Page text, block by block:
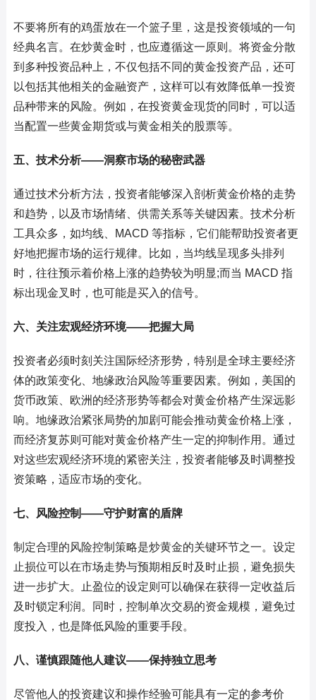
不要将所有的鸡蛋放在一个篮子里，这是投资领域的一句
经典名言。在炒黄金时，也应遵循这一原则。将资金分散
到多种投资品种上，不仅包括不同的黄金投资产品，还可
以包括其他相关的金融资产，这样可以有效降低单一投资
品种带来的风险。例如，在投资黄金现货的同时，可以适
当配置一些黄金期货或与黄金相关的股票等。
五、技术分析——洞察市场的秘密武器
通过技术分析方法，投资者能够深入剖析黄金价格的走势
和趋势，以及市场情绪、供需关系等关键因素。技术分析
工具众多，如均线、MACD 等指标，它们能帮助投资者更
好地把握市场的运行规律。比如，当均线呈现多头排列
时，往往预示着价格上涨的趋势较为明显;而当 MACD 指
标出现金叉时，也可能是买入的信号。
六、关注宏观经济环境——把握大局
投资者必须时刻关注国际经济形势，特别是全球主要经济
体的政策变化、地缘政治风险等重要因素。例如，美国的
货币政策、欧洲的经济形势等都会对黄金价格产生深远影
响。地缘政治紧张局势的加剧可能会推动黄金价格上涨，
而经济复苏则可能对黄金价格产生一定的抑制作用。通过
对这些宏观经济环境的紧密关注，投资者能够及时调整投
资策略，适应市场的变化。
七、风险控制——守护财富的盾牌
制定合理的风险控制策略是炒黄金的关键环节之一。设定
止损位可以在市场走势与预期相反时及时止损，避免损失
进一步扩大。止盈位的设定则可以确保在获得一定收益后
及时锁定利润。同时，控制单次交易的资金规模，避免过
度投入，也是降低风险的重要手段。
八、谨慎跟随他人建议——保持独立思考
尽管他人的投资建议和操作经验可能具有一定的参考价